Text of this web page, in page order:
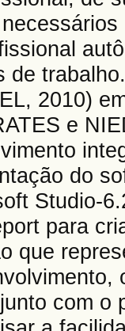
de
2010)
e
do
Studio-
para
que
com o